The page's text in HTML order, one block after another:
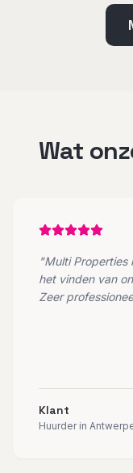
Wat
"Multi Properties
het vinden van
Zeer
Klant
Huurder in